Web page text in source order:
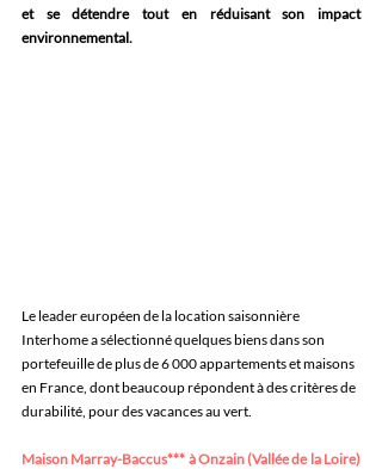
et se détendre tout en réduisant son impact
environnemental.
Le leader européen de la location saisonnière
Interhome a sélectionné quelques biens dans son
portefeuille de plus de 6 000 appartements et maisons
en France, dont beaucoup répondent à des critères de
durabilité, pour des vacances au vert.
Maison Marray-Baccus*** à Onzain (Vallée de la Loire)